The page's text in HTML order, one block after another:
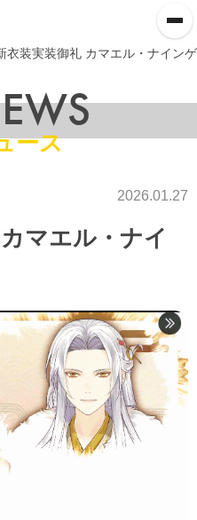
衣装実装御礼 カマエル・ナイン
ース
2026.01.27
マエル・ナイ